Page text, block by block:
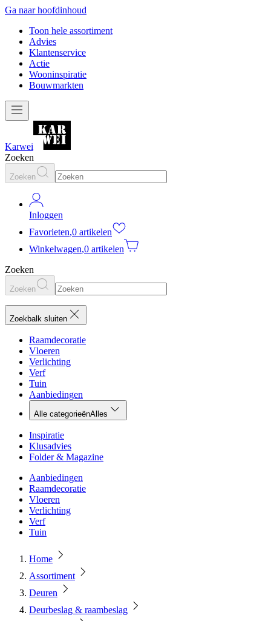
Ga naar hoofdinhoud
Toon hele assortiment
Advies
Klantenservice
Actie
Wooninspiratie
Bouwmarkten
Karwei
Zoeken
Zoeken
Inloggen
Favorieten,0 artikelen
Winkelwagen,0 artikelen
Zoeken
Zoeken
Zoekbalk sluiten
Raamdecoratie
Vloeren
Verlichting
Verf
Tuin
Aanbiedingen
Alle categorieënAlles
Inspiratie
Klusadvies
Folder & Magazine
Aanbiedingen
Raamdecoratie
Vloeren
Verlichting
Verf
Tuin
Home
Assortiment
Deuren
Deurbeslag & raambeslag